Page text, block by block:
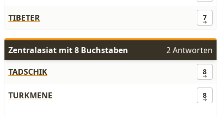
TIBETER 7
Zentralasiat mit 8 Buchstaben
2 Antworten
TADSCHIK
8
TURKMENE 8